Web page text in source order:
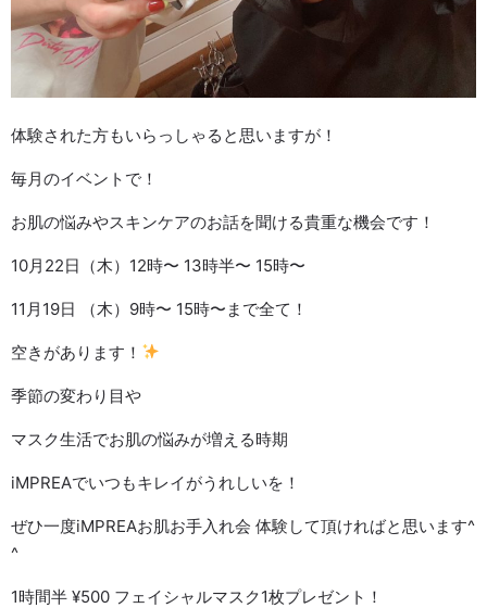
体験された方もいらっしゃると思いますが！
毎月のイベントで！
お肌の悩みやスキンケアのお話を聞ける貴重な機会です！
10月22日（木）12時〜 13時半〜 15時〜
11月19日 （木）9時〜 15時〜まで全て ！
空きがあります！
季節の変わり目や
マスク生活でお肌の悩みが増える時期
iMPREAでいつもキレイがうれしいを！
ぜひ一度iMPREAお肌お手入れ会 体験して頂ければと思います^
^
1時間半 ¥500 フェイシャルマスク1枚プレゼント！